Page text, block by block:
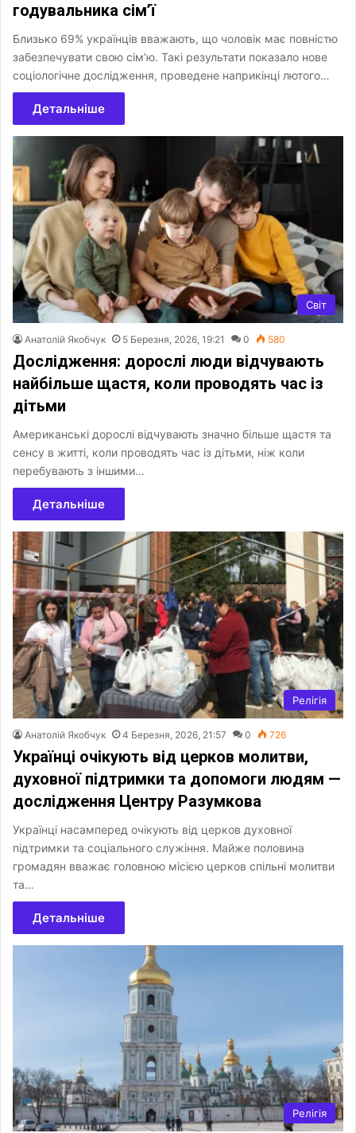
годувальника сім’ї
Близько 69% українців вважають, що чоловік має повністю
забезпечувати свою сім’ю. Такі результати показало нове
соціологічне дослідження, проведене наприкінці лютого…
Детальніше
Світ
Анатолій Якобчук 5 Березня, 2026, 19:21 0 580
Дослідження: дорослі люди відчувають
найбільше щастя, коли проводять час із
дітьми
Американські дорослі відчувають значно більше щастя та
сенсу в житті, коли проводять час із дітьми, ніж коли
перебувають з іншими…
Детальніше
Релігія
Анатолій Якобчук 4 Березня, 2026, 21:57 0 726
Українці очікують від церков молитви,
духовної підтримки та допомоги людям —
дослідження Центру Разумкова
Українці насамперед очікують від церков духовної
підтримки та соціального служіння. Майже половина
громадян вважає головною місією церков спільні молитви
та…
Детальніше
Релігія